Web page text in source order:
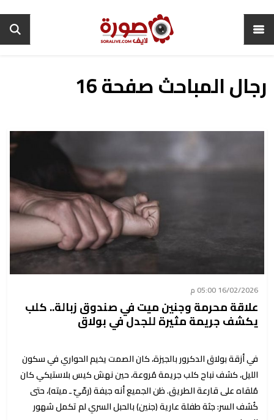
رجال المباحث صفحة 16
16/02/2026 05:00 م
علاقة محرمة وجنين ميت في صندوق زبالة.. كلب
يكشف جريمة مثيرة للجدل في بولاق
في أزقة بولاق الدكرور بالجيزة، كان الصمت يخيم الحواري في سكون
الليل، كشف نباح كلب جريمة مُروعة، حين نهش كيس بلاستيكي كان
مُلقاه على قارعة الطريق. ظن الجميع أنه جيفة (رمّيّ ـ ميته)، حتى
كُشف السر: جثة طفلة عارية (جنين) بالحبل السري لم تكمل شهور